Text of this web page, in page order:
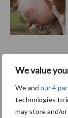
We value
We and our 4
technologies to
may store and/